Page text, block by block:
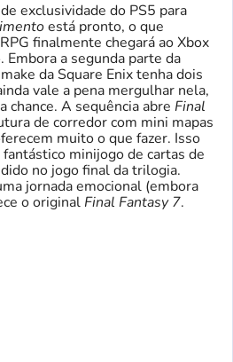
exclusividade do PS5 para
está pronto, o que
finalmente chegará ao Xbox
a segunda parte da
da Square Enix tenha dois
vale a pena mergulhar nela,
chance. A sequência abre Final
de corredor com mini mapas
muito o que fazer. Isso
minijogo de cartas de
no jogo final da trilogia.
jornada emocional (embora
o original Final Fantasy 7.